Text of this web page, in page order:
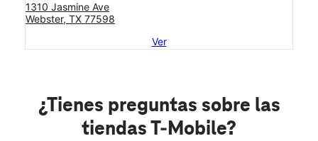
1310 Jasmine Ave
Webster, TX 77598
Ver
¿Tienes preguntas sobre las
tiendas T-Mobile?